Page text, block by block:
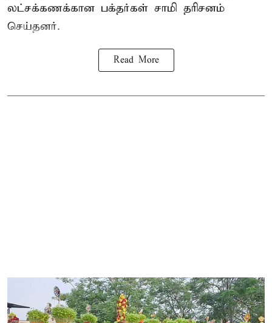
லட்சக்கணக்கான பக்தர்கள் சாமி தரிசனம்
செய்தனர்.
Read More